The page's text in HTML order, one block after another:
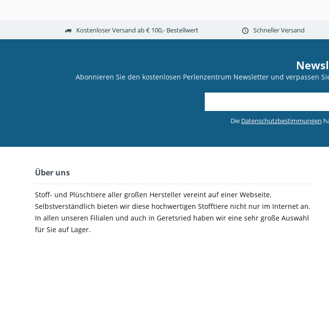
Kostenloser Versand ab € 100,- Bestellwert Schneller Versand
Abonnieren Sie den kostenlosen Perlenzentrum Newsletter und verpassen
Die Datenschutzbestimmungen
Über uns
Stoff- und Plüschtiere aller großen Hersteller vereint auf einer Webseite.
Selbstverständlich bieten wir diese hochwertigen Stofftiere nicht nur im Internet an.
In allen unseren Filialen und auch in Geretsried haben wir eine sehr große Auswahl
für Sie auf Lager.